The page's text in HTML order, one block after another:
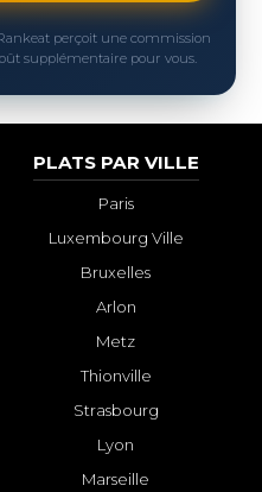
perçoit une commission
supplémentaire pour vous.
PLATS PAR VILLE
Paris
Luxembourg Ville
Bruxelles
Arlon
Metz
Thionville
Strasbourg
Lyon
Marseille